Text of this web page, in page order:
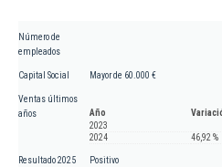
Número de
empleados
Capital Social Mayor de 60.000 €
Ventas últimos
años
Año
2023
2024
46,92 %
Resultado 2025 Positivo